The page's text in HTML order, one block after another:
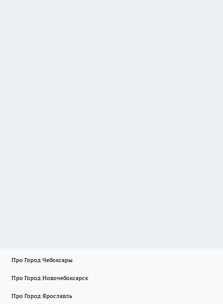
Про Город Чебоксары
Про Город Новочебоксарск
Про Город Ярославль